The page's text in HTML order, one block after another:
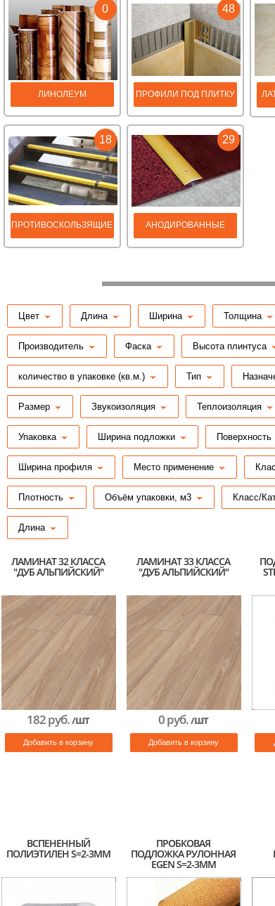
0
ЛИНОЛЕУМ
48
ПРОФИЛИ ПОД ПЛИТКУ
18
ПРОТИВОСКОЛЬЗЯЩИЕ
ПРОФИЛИ
29
АНОДИРОВАННЫЕ
ПОРОГИ
Цвет Длина Ширина Толщина
Производитель Фаска Высота плинтуса
количество в упаковке (кв.м.) Тип
Размер Звукоизоляция Теплоизоляция
Упаковка Ширина подложки Поверхность
Ширина профиля Место применение
Плотность Объём упаковки, м3 Класс/
Длина
ЛАМИНАТ 32 КЛАССА
"ДУБ АЛЬПИЙСКИЙ"
182 руб./ШТ
Добавить в корзину
ЛАМИНАТ 33 КЛАССА
"ДУБ АЛЬПИЙСКИЙ"
0 руб./ШТ
Добавить в корзину
ВСПЕНЕННЫЙ
ПОЛИЭТИЛЕН S=2-3ММ
ПРОБКОВАЯ
ПОДЛОЖКА РУЛОННАЯ
EGEN S=2-3ММ